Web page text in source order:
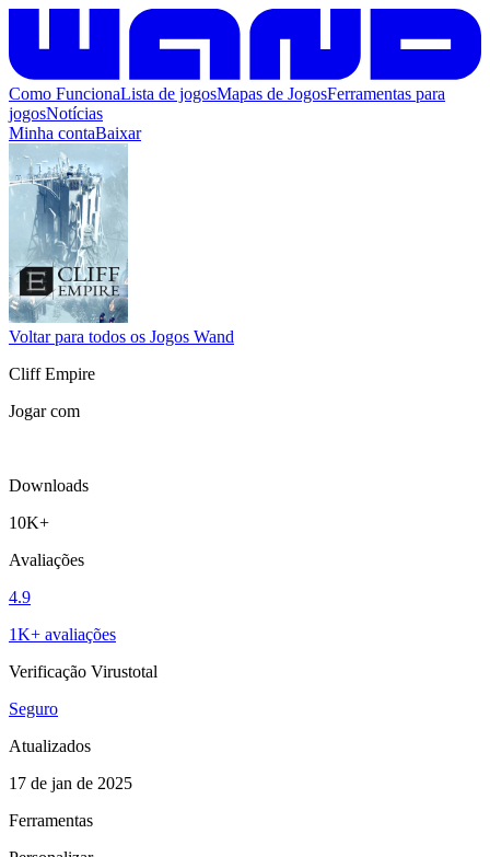
Como FuncionaLista de jogosMapas de JogosFerramentas para
jogosNotícias
Minha contaBaixar
Voltar para todos os Jogos Wand
Cliff Empire
Jogar com
Downloads
10K+
Avaliações
4.9
1K+ avaliações
Verificação Virustotal
Seguro
Atualizados
17 de jan de 2025
Ferramentas